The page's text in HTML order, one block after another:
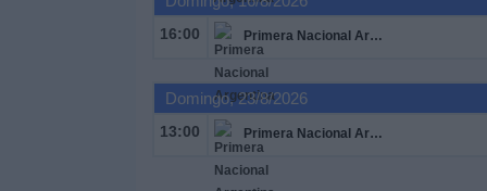
16:00 Primera Nacional Argentina
Domingo, 23/8/2026
13:00 Primera Nacional Argentina